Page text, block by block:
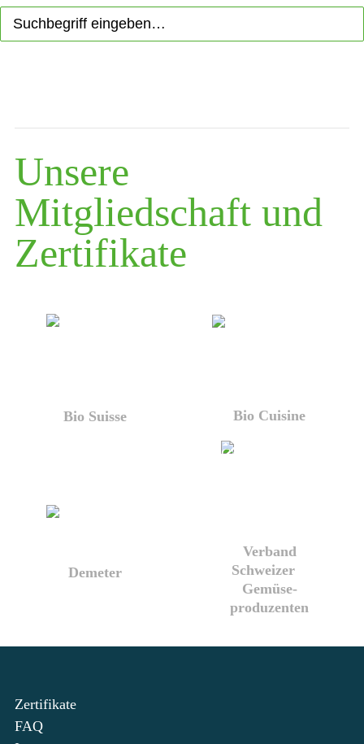
Unsere
Mitgliedschaft und
Zertifikate
Bio Suisse Bio Cuisine
Demeter
Verband
Schweizer
Gemüse­
produzenten
Zertifikate
FAQ